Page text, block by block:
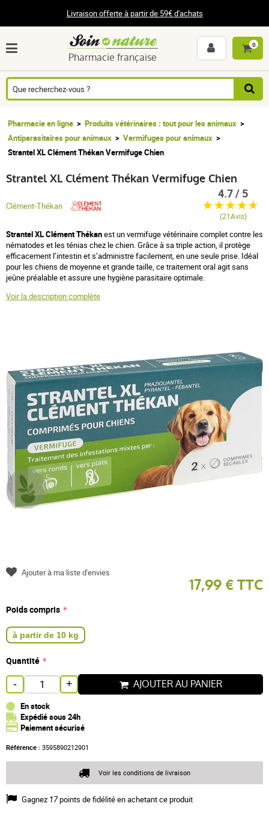
Livraison offerte à partir de 59€ d'achats
Pharmacie française
0
Pharmacie en ligne
Produits vétérinaires : tout pour les animaux
Antiparasitaires pour animaux
Vermifuges pour animaux
Strantel XL Clément Thékan Vermifuge Chien
Strantel XL Clément Thékan Vermifuge Chien
Clément-Thékan
Strantel XL Clément Thékanest un vermifuge vétérinaire complet contre les
nématodes et les ténias chez le chien. Grâce à sa triple action, il protège
efficacement l’intestin et s’administre facilement, en une seule prise. Idéal
pour les chiens de moyenne et grande taille, ce traitement oral agit sans
jeûne préalable et assure une hygiène parasitaire optimale.
Voir la description complète
17,99 € TTC
Poids compris
à partir de 10 kg
Quantité
- + AJOUTER AU PANIER
En stock
Expédié sous 24h
Paiement sécurisé
Référence : 3595890212901
Gagnez 17points de fidélité en achetant ce produit
4.7 / 5
(21Avis)
Ajouter à ma liste d'envies
Voir les conditions de livraison